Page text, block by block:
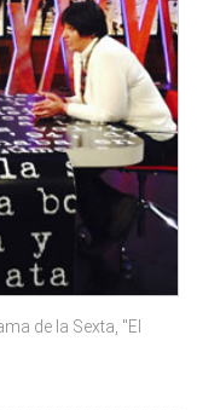
de la Sexta, "El